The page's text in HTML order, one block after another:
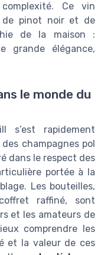
Ce vin
de pinot noir et de
de la maison :
grande élégance,
le monde du
s’est rapidement
champagnes pol
dans le respect des
portée à la
Les bouteilles,
raffiné, sont
et les amateurs de
comprendre les
et la valeur de ces